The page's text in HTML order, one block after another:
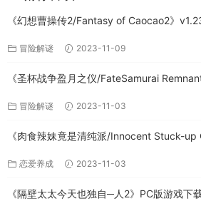
《幻想曹操传2/Fantasy of Caocao2》
冒险解谜 2023-11-09
《圣杯战争盈月之仪/FateSamurai
冒险解谜 2023-11-03
《肉食辣妹竟是清纯派/Innocent Stuck-up
恋爱养成 2023-11-03
《隔壁太太今天也独自─人2》PC版游戏下